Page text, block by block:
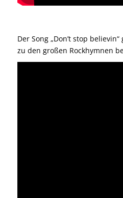
Der Song „Don’t stop
zu den großen Rockhymnen